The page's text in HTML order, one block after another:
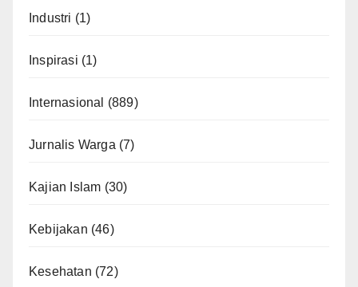
Industri (1)
Inspirasi (1)
Internasional (889)
Jurnalis Warga (7)
Kajian Islam (30)
Kebijakan (46)
Kesehatan (72)